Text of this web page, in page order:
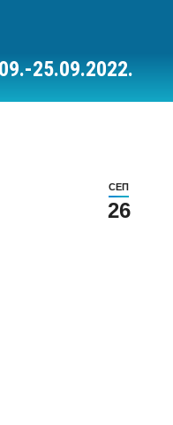
25.09.2022.
СЕП
26